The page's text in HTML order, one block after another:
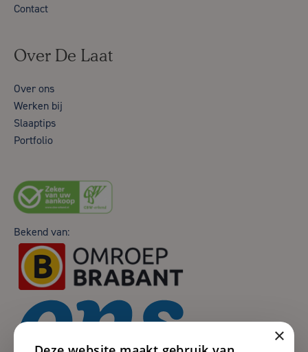
Contact
Over De Laat
Over ons
Werken bij
Slaaptips
Portfolio
Bekend van:
×